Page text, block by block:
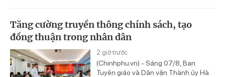
Tăng cường truyền thông chính sách, tạo
đồng thuận trong nhân dân
2 giờ trước
(Chinhphu.vn) - Sáng 07/8, Ban
Tuyên giáo và Dân vận Thành ủy Hà